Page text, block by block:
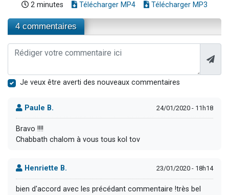
2 minutes Télécharger MP4 Télécharger MP3
4 commentaires
Je veux être averti des nouveaux commentaires
Paule B. 24/01/2020 - 11h18
Bravo !!!!
Chabbath chalom à vous tous kol tov
Henriette B. 23/01/2020 - 18h14
bien d'accord avec les précédant commentaire !très bel